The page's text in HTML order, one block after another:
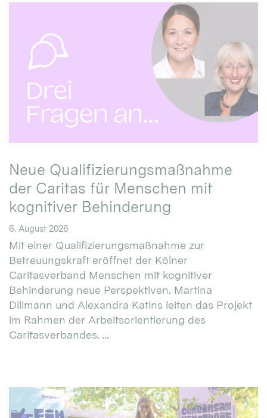
Neue Qualifizierungsmaßnahme
der Caritas für Menschen mit
kognitiver Behinderung
6. August 2026
Mit einer Qualifizierungsmaßnahme zur
Betreuungskraft eröffnet der Kölner
Caritasverband Menschen mit kognitiver
Behinderung neue Perspektiven. Martina
Dillmann und Alexandra Katins leiten das Projekt
im Rahmen der Arbeitsorientierung des
Caritasverbandes. ...